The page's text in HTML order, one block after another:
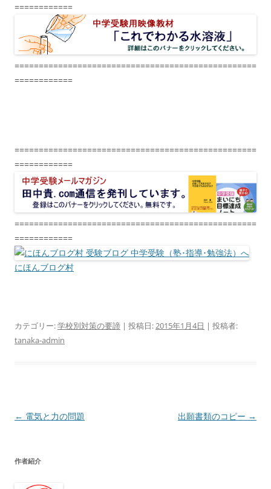
============
==================================================
============
==================================================
============
==================================================
============
にほんブログ村
カテゴリー:学校別対策の要諦 | 投稿日:2015年1月4日 | 投稿者:
tanaka-admin
投
ビ
← 電気と力の問題 出願書類のコピー →
作者紹介